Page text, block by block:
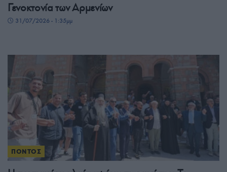
Γενοκτονία των Αρμενίων
31/07/2026 - 1:35μμ
ΠΟΝΤΟΣ